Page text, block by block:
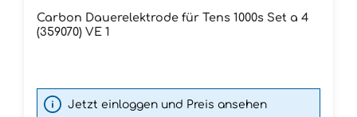
Carbon Dauerelektrode für Tens 1000s Set a 4
(359070) VE 1
Jetzt einloggen und Preis ansehen